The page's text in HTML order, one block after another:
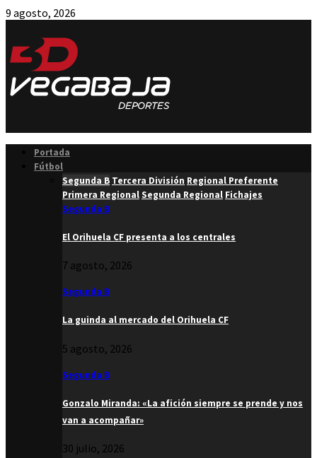
9 agosto, 2026
Portada
Fútbol
Segunda B Tercera División Regional Preferente
Primera RegionalSegunda Regional Fichajes
Segunda B
El Orihuela CF presenta a los centrales
7 agosto, 2026
Segunda B
La guinda al mercado del Orihuela CF
5 agosto, 2026
Segunda B
Gonzalo Miranda: «La afición siempre se prende y nos
van a acompañar»
30 julio, 2026